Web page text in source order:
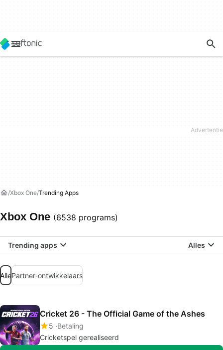
Xbox One Trending Apps
Xbox One (6538 programs)
Trending apps Alles
AllePartner-ontwikkelaars
Cricket 26 - The Official Game of the Ashes
5 Betaling
Cricketspel gerealiseerd